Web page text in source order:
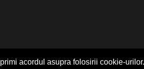
acordul asupra folosirii cookie-urilor.